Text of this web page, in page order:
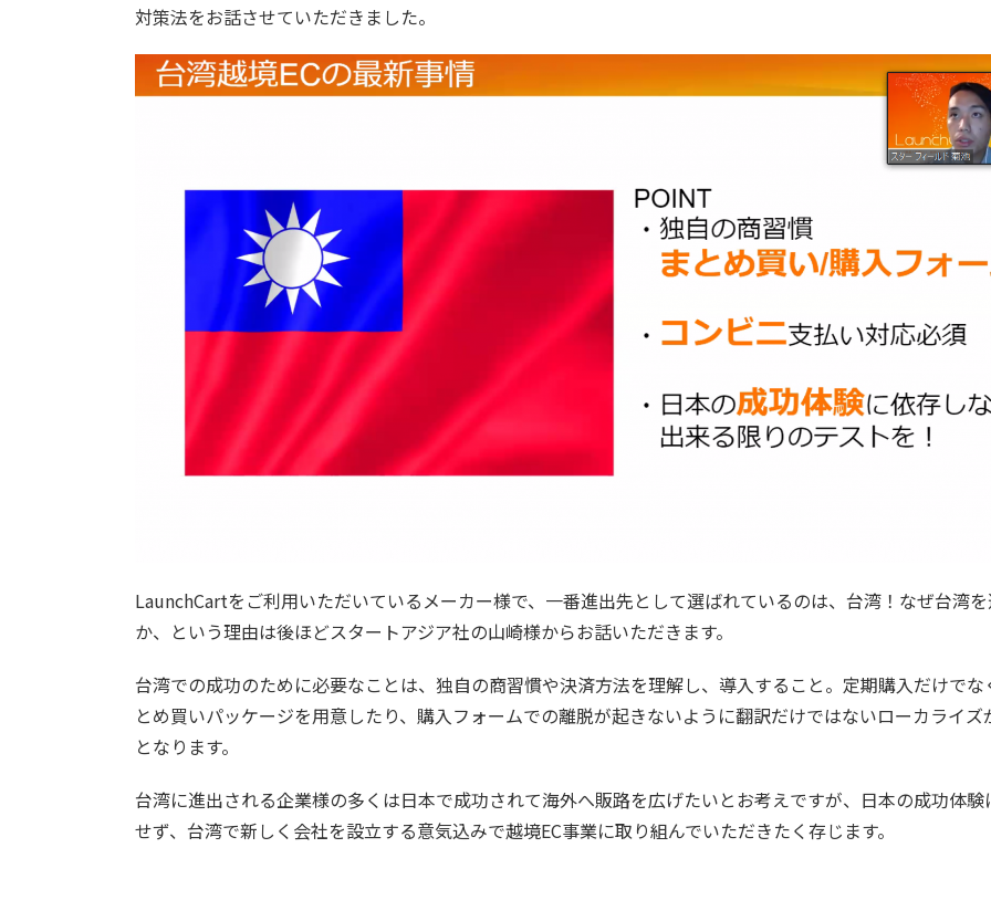
対策法をお話させていただきました。
LaunchCartをご利用いただいているメーカー様で、一番進出先として選ばれているのは、台湾！なぜ台湾
か、という理由は後ほどスタートアジア社の山崎様からお話いただきます。
台湾での成功のために必要なことは、独自の商習慣や決済方法を理解し、導入すること。定期購入だけでな
とめ買いパッケージを用意したり、購入フォームでの離脱が起きないように翻訳だけではないローカライズ
となります。
台湾に進出される企業様の多くは日本で成功されて海外へ販路を広げたいとお考えですが、日本の成功体験
せず、台湾で新しく会社を設立する意気込みで越境EC事業に取り組んでいただきたく存じます。